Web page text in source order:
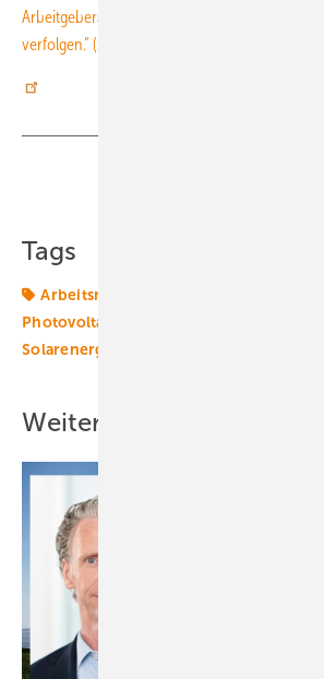
Arbeitgeberattraktivität sowie verstärkte interne
verfolgen.“ (Sven Ullrich)
Tags
Arbeitsmarkt
Photovoltaik
Solarenergie
Weitere Inhalte